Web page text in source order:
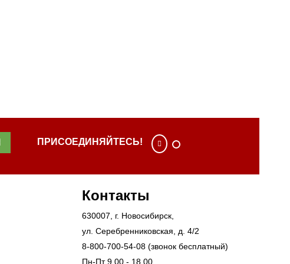
ПРИСОЕДИНЯЙТЕСЬ!
Контакты
630007 , г. Новосибирск
ул. Серебренниковская, д. 4/2
8-800-700-54-08 (звонок бесплатный)
Пн-Пт 9.00 - 18.00